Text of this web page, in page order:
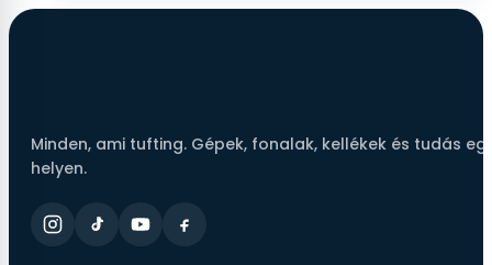
Minden, ami tufting. Gépek, fonalak, kellékek és tudás
helyen.